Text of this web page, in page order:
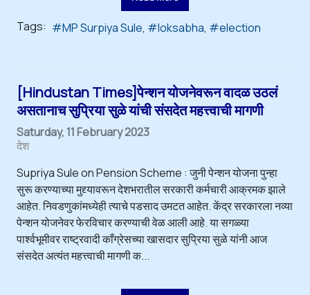
Tags: MP Surpiya Sule loksabha election
[Hindustan Times]पेन्शन योजनेवरून वादळ उठलं
असतानाच सुप्रिया सुळे यांची संसदेत महत्त्वाची मागणी
Saturday, 11 February 2023
देश
Supriya Sule on Pension Scheme : जुनी पेन्शन योजना पुन्हा
सुरू करण्याच्या मुद्द्यावरून देशभरातील सरकारी कर्मचारी आक्रमक झाले
आहेत. निवडणुकांमध्येही त्याचे पडसाद उमटत आहेत. केंद्र सरकारला नव्या
पेन्शन योजनेवर फेरविचार करण्याची वेळ आली आहे. या सगळ्या
पार्श्वभूमीवर राष्ट्रवादी काँग्रेसच्या खासदार सुप्रिया सुळे यांनी आज
संसदेत अत्यंत महत्त्वाची मागणी क...